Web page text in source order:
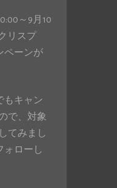
～9月10
リスプ
ペーンが
もキャン
で、対象
てみまし
ォローし